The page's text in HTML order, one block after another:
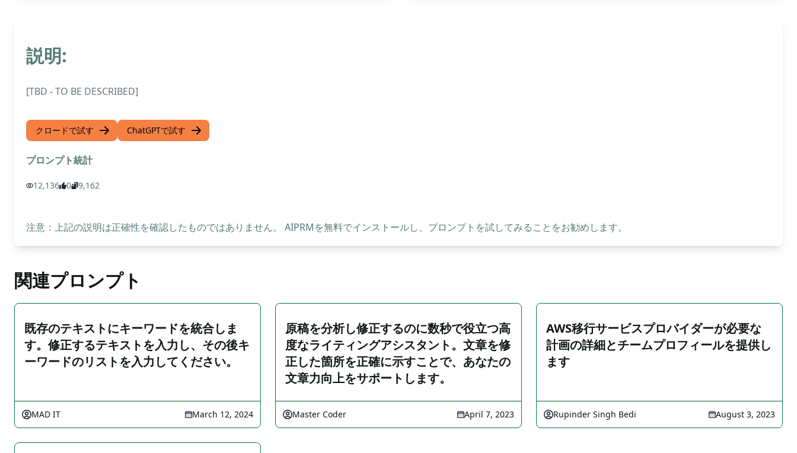
説明:
[TBD - TO BE DESCRIBED]
クロードで試す ChatGPTで試す
プロンプト統計
12,136 0 9,162
注意：上記の説明は正確性を確認したものではありません。 AIPRMを無料でインストールし、プロンプトを試してみることをお勧めします。
関連プロンプト
既存のテキストにキーワードを統合しま
す。修正するテキストを入力し、その後キ
ーワードのリストを入力してください。
MAD IT March 12, 2024
原稿を分析し修正するのに数秒で役立つ高
度なライティングアシスタント。文章を修
正した箇所を正確に示すことで、あなたの
文章力向上をサポートします。
Master Coder April 7, 2023
AWS移行サービスプロバイダーが必要な
計画の詳細とチームプロフィールを提供し
ます
Rupinder Singh Bedi August 3, 2023